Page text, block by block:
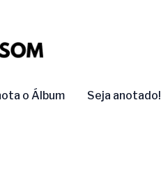
o Álbum Seja anotado!